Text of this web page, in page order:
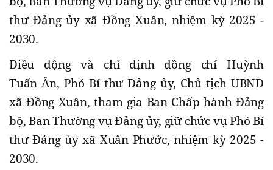
thư Đảng ủy xã Đồng Xuân, nhiệm kỳ 2025 -
2030.
Điều động và chỉ định đồng chí Huỳnh
Tuấn Ân, Phó Bí thư Đảng ủy, Chủ tịch UBND
xã Đồng Xuân, tham gia Ban Chấp hành Đảng
bộ, Ban Thường vụ Đảng ủy, giữ chức vụ Phó Bí
thư Đảng ủy xã Xuân Phước, nhiệm kỳ 2025 -
2030.